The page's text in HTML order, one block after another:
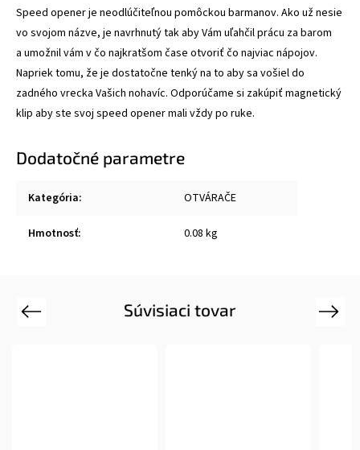
Speed opener je neodlúčiteľnou pomôckou barmanov. Ako už nesie
vo svojom názve, je navrhnutý tak aby Vám uľahčil prácu za barom
a umožnil vám v čo najkratšom čase otvoriť čo najviac nápojov.
Napriek tomu, že je dostatočne tenký na to aby sa vošiel do
zadného vrecka Vašich nohavíc. Odporúčame si zakúpiť magnetický
klip aby ste svoj speed opener mali vždy po ruke.
Dodatočné parametre
Kategória: OTVÁRAČE
Hmotnosť: 0.08 kg
Súvisiaci tovar
Previous Next